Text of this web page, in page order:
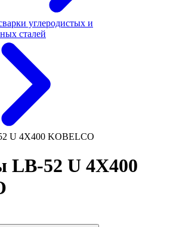
углеродистых и
сталей
U 4Х400 KOBELCO
LB-52 U 4Х400